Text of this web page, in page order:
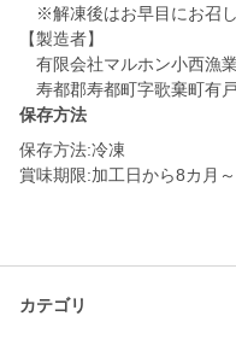
※解凍後はお早目にお召し
【製造者】
有限会社マルホン小西漁
寿都郡寿都町字歌棄町有
保存方法
保存方法:冷凍
賞味期限:加工日から8カ月
カテゴリ